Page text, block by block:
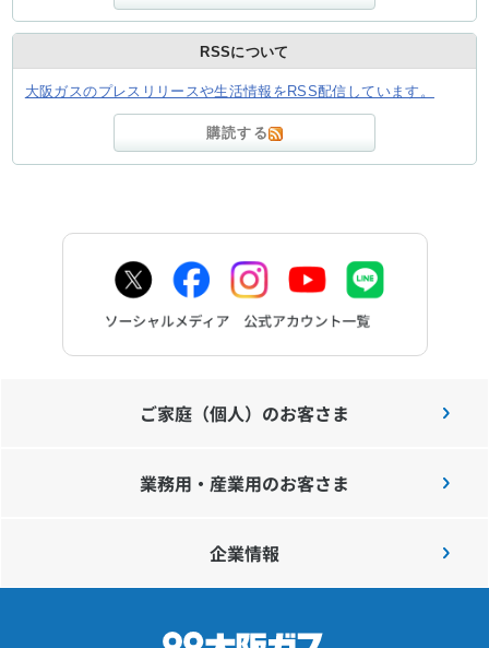
RSSについて
大阪ガスのプレスリリースや生活情報をRSS配信しています。
購読する
ご家庭（個人）のお客さま
業務用・産業用のお客さま
企業情報